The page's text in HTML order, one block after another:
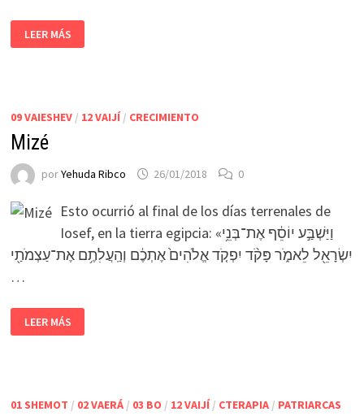
LEER MÁS
09 VAIESHEV/ 12 VAIJÍ/ CRECIMIENTO
Mizé
porYehuda Ribco 26/01/2018 0
Esto ocurrió al final de los días terrenales de
Iosef, en la tierra egipcia: «וַיַּשְׁבַּ֣ע יוֹסֵ֔ף אֶת־בְּנֵ֥י
יִשְׂרָאֵ֖ל לֵאמֹ֑ר פָּקֹ֨ד יִפְקֹ֤ד אֱלֹהִים֙ אֶתְכֶ֔ם וְהַֽעֲלִתֶ֥ם אֶת־עַצְמֹתַ֖י
…
LEER MÁS
01 SHEMOT / 02 VAERÁ/ 03 BO / 12 VAIJÍ/ CTERAPIA/ PATRIARCAS